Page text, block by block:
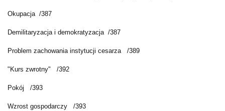
Okupacja /387
Demilitaryzacja i demokratyzacja /387
Problem zachowania instytucji cesarza /389
"Kurs zwrotny" /392
Pokój /393
Wzrost gospodarczy /393